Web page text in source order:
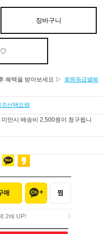
장바구니
♡
혜택을 받아보세요 ▷
회원등급별혜
즈선택요령
만시 배송비 2,500원이 청구됩니
2배 UP!
2배 UP!